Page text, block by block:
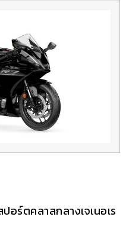
อร์ตคลาสกลางเจเนอเร